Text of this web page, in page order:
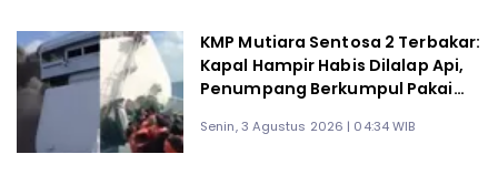
KMP Mutiara Sentosa 2 Terbakar:
Kapal Hampir Habis Dilalap Api,
Penumpang Berkumpul Pakai
Senin, 3 Agustus 2026 | 04:34 WIB